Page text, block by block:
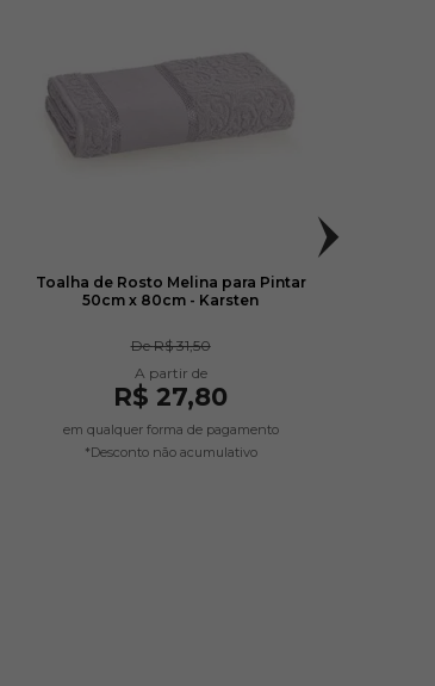
Toalha de Rosto Melina para Pintar
50cm x 80cm - Karsten
DeR$ 31,50
R$ 27,80
em qualquer forma de pagamento
*Desconto não acumulativo